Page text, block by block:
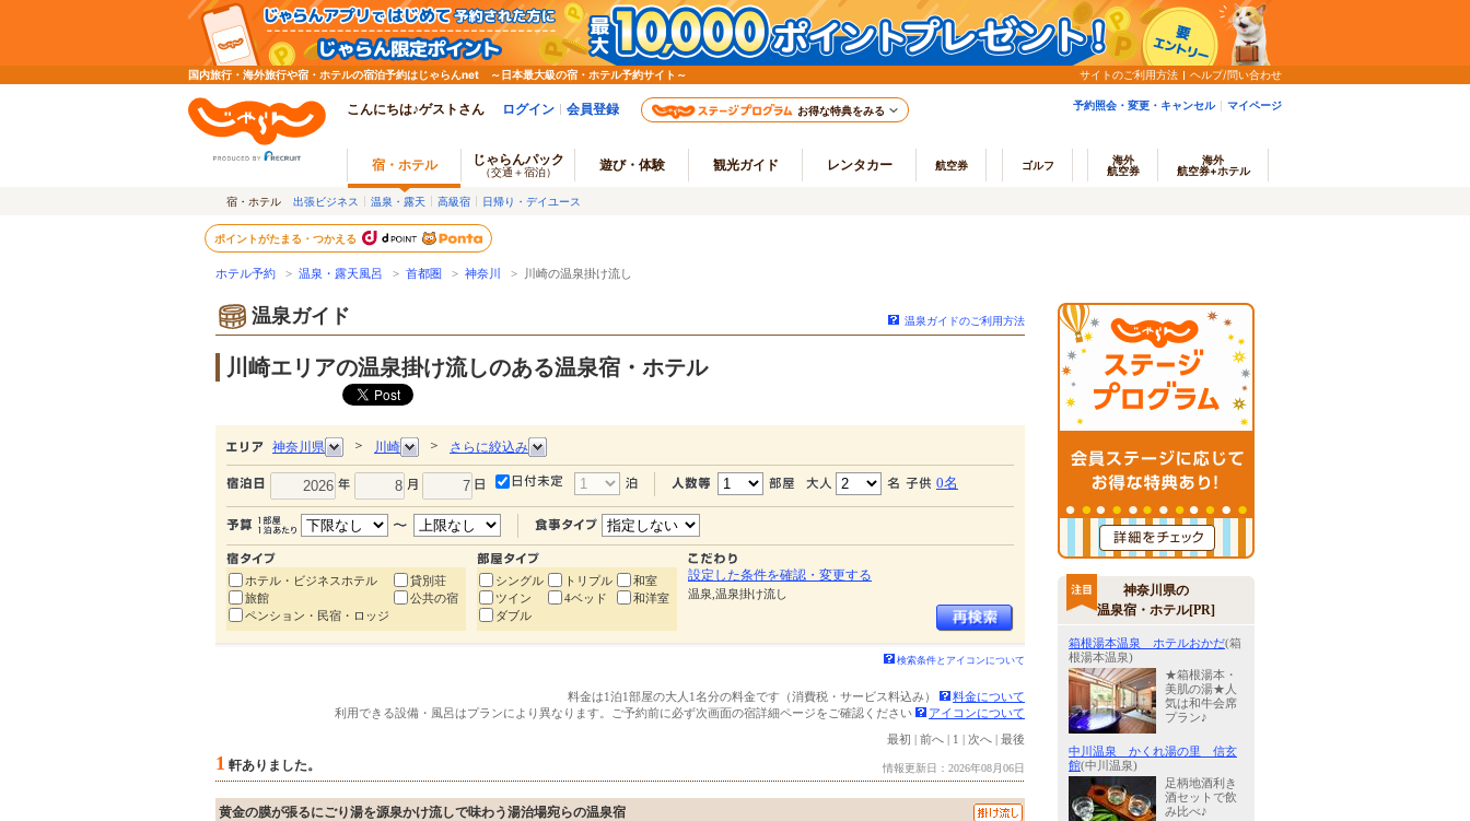
国内旅行・海外旅行や宿・ホテルの宿泊予約はじゃらんnet ～日本最大級の宿・ホテル予約サイト～ サイトのご利用方法 ヘルプ/問い合わせ
こんにちは♪ゲストさん ログイン 会員登録 お得な特典をみる 予約照会・変更・キャンセル マイページ
宿・ホテル じゃらんパック
（交通＋宿泊） 遊び・体験 観光ガイド レンタカー 航空券 ゴルフ
海外
航空券
海外
航空券+ホテル
宿・ホテル 出張ビジネス 温泉・露天 高級宿 日帰り・デイユース
ポイントがたまる・つかえる
ホテル予約 > 温泉・露天風呂 > 首都圏 > 神奈川 > 川崎の温泉掛け流し
温泉ガイド 温泉ガイドのご利用方法
川崎エリアの温泉掛け流しのある温泉宿・ホテル
神奈川県 ＞ 川崎 ＞ さらに絞込み
0名
ホテル・ビジネスホテル
貸別荘
旅館
公共の宿
ペンション・民宿・ロッジ
シングル トリプル
和室
ツイン
4ベッド
和洋室
ダブル
設定した条件を確認・変更する
温泉,温泉掛け流し
検索条件とアイコンについて
料金は1泊1部屋の大人1名分の料金です（消費税・サービス料込み）
料金について
利用できる設備・風呂はプランにより異なります。ご予約前に必ず次画面の宿詳細ページをご確認ください
アイコンについて
最初 | 前へ | 1 | 次へ | 最後
1 軒ありました。 情報更新日：2026年08月06日
黄金の膜が張るにごり湯を源泉かけ流しで味わう湯治場宛らの温泉宿
神奈川県の
温泉宿・ホテル[PR]
箱根湯本温泉 ホテルおかだ(箱
根湯本温泉)
★箱根湯本・
美肌の湯★人
気は和牛会席
プラン♪
中川温泉 かくれ湯の里 信玄
館(中川温泉)
足柄地酒利き
酒セットで飲
み比べ♪